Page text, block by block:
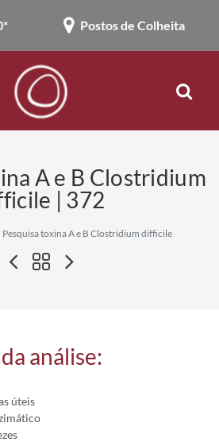
Postos de Colheita
A e B Clostridium
| 372
Pesquisa toxina A e B Clostridium difficile
análise:
úteis